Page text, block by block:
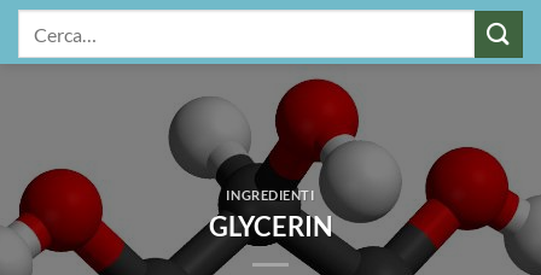
INGREDIENTI
GLYCERIN